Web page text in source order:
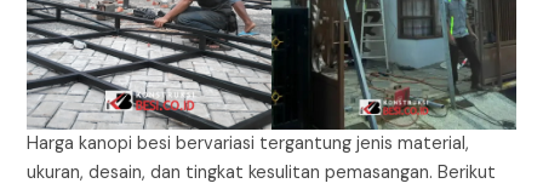
Harga kanopi besi bervariasi tergantung jenis material,
ukuran, desain, dan tingkat kesulitan pemasangan. Berikut